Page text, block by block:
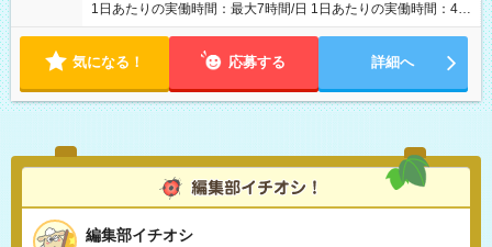
1日あたりの実働時間：最大7時間/日 1日あたりの実働時間：4-7
時間 シフト例 ・9時00分～15時00分 ・10時00分～17時00分 週
気になる！ 応募する 詳細へ
編集部イチオシ